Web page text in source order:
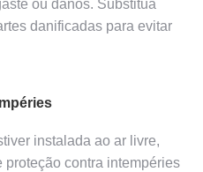
ou danos. Substitua
danificadas para evitar
instalada ao ar livre,
contra intempéries